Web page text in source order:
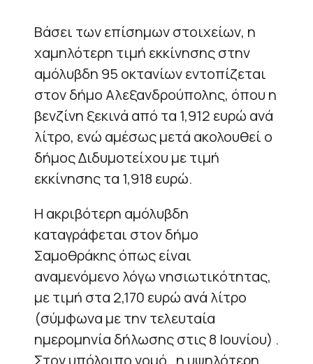
Βάσει των επίσημων στοιχείων, η
χαμηλότερη τιμή εκκίνησης στην
αμόλυβδη 95 οκτανίων εντοπίζεται
στον δήμο Αλεξανδρούπολης, όπου η
βενζίνη ξεκινά από τα 1,912 ευρώ ανά
λίτρο, ενώ αμέσως μετά ακολουθεί ο
δήμος Διδυμοτείχου με τιμή
εκκίνησης τα 1,918 ευρώ.
Η ακριβότερη αμόλυβδη
καταγράφεται στον δήμο
Σαμοθράκης όπως είναι
αναμενόμενο λόγω νησιωτικότητας,
με τιμή στα 2,170 ευρώ ανά λίτρο
(σύμφωνα με την τελευταία
ημερομηνία δήλωσης στις 8 Ιουνίου) .
Στον υπόλοιπο νομό, η υψηλότερη